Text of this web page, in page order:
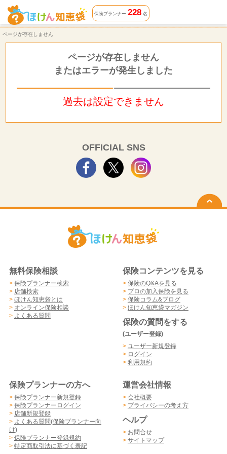
ページが存在しません | ほけん知恵袋
保険プランナー 228名
ページが存在しません
ページが存在しません
またはエラーが発生しました
過去は設定できません
OFFICIAL SNS
無料保険相談
> 保険プランナー検索
> 店舗検索
> ほけん知恵袋とは
> オンライン保険相談
> よくある質問
保険コンテンツを見る
> 保険のQ&Aを見る
> プロの加入保険を見る
> 保険コラム&ブログ
> ほけん知恵袋マガジン
保険の質問をする
(ユーザー登録)
> ユーザー新規登録
> ログイン
> 利用規約
保険プランナーの方へ
> 保険プランナー新規登録
> 保険プランナーログイン
> 店舗新規登録
> よくある質問(保険プランナー向
け)
> 保険プランナー登録規約
> 特定商取引法に基づく表記
運営会社情報
> 会社概要
> プライバシーの考え方
ヘルプ
> お問合せ
> サイトマップ